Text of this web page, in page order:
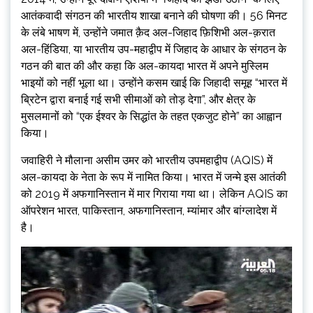
आतंकवादी संगठन की भारतीय शाखा बनाने की घोषणा की। 56 मिनट
के लंबे भाषण में, उन्होंने जमात क़ैद अल-जिहाद फ़िशिभी अल-क़रात
अल-हिंडिया, या भारतीय उप-महाद्वीप में जिहाद के आधार के संगठन के
गठन की बात की और कहा कि अल-कायदा भारत में अपने मुस्लिम
भाइयों को नहीं भूला था। उन्होंने कसम खाई कि जिहादी समूह “भारत में
ब्रिटेन द्वारा बनाई गई सभी सीमाओं को तोड़ देगा”, और क्षेत्र के
मुसलमानों को “एक ईश्वर के सिद्धांत के तहत एकजुट होने” का आह्वान
किया।
जवाहिरी ने मौलाना असीम उमर को भारतीय उपमहाद्वीप (AQIS) में
अल-कायदा के नेता के रूप में नामित किया। भारत में जन्मे इस आतंकी
को 2019 में अफगानिस्तान में मार गिराया गया था। लेकिन AQIS का
ऑपरेशन भारत, पाकिस्तान, अफगानिस्तान, म्यांमार और बांग्लादेश में
है।